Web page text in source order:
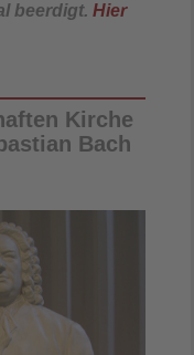
beerdigt. Hier
Kirche
Bach